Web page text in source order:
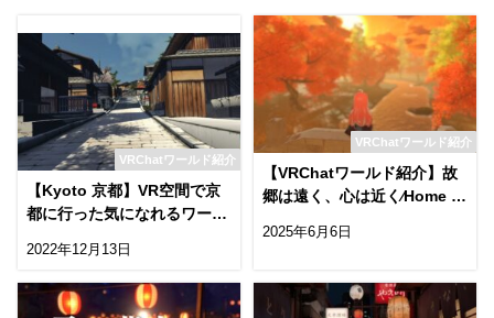
VRChatワールド紹介
【Kyoto 京都】VR空間で京
都に行った気になれるワール
2022年12月13日
VRChatワールド紹介
【VRChatワールド紹介】故
郷は遠く、心は近く⁄Home is
2025年6月6日